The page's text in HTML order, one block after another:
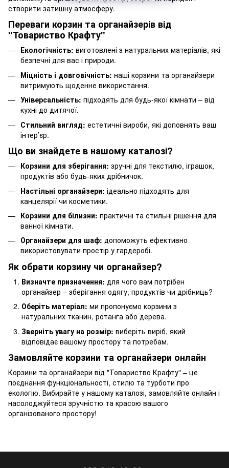
створити затишну атмосферу.
Переваги корзин та органайзерів від
"Товариство Крафту"
Екологічність: виготовлені з натуральних матеріалів, які
безпечні для вас і природи.
Міцність і довговічність: наші корзини та органайзери
витримують щоденне використання.
Універсальність: підходять для будь-якої кімнати – від
кухні до дитячої.
Стильний вигляд: естетичні вироби, які доповнять ваш
інтер’єр.
Що ви знайдете в нашому каталозі?
Корзини для зберігання: зручні для текстилю, іграшок,
продуктів або будь-яких дрібничок.
Настільні органайзери: ідеально підходять для
канцелярії чи косметики.
Корзини для білизни: практичні та стильні рішення для
ванної кімнати.
Органайзери для шаф: допоможуть ефективно
використовувати простір у гардеробі.
Як обрати корзину чи органайзер?
Визначте призначення: для чого вам потрібен
органайзер – зберігання одягу, продуктів чи дрібниць?
Оберіть матеріал: ми пропонуємо корзини з
натуральних тканин, ротанга або дерева.
Зверніть увагу на розмір: виберіть виріб, який
відповідає вашому простору та потребам.
Замовляйте корзини та органайзери онлайн
Корзини та органайзери від "Товариство Крафту" – це
поєднання функціональності, стилю та турботи про
екологію. Вибирайте у нашому каталозі, замовляйте онлайн і
насолоджуйтеся зручністю та красою вашого
організованого простору!